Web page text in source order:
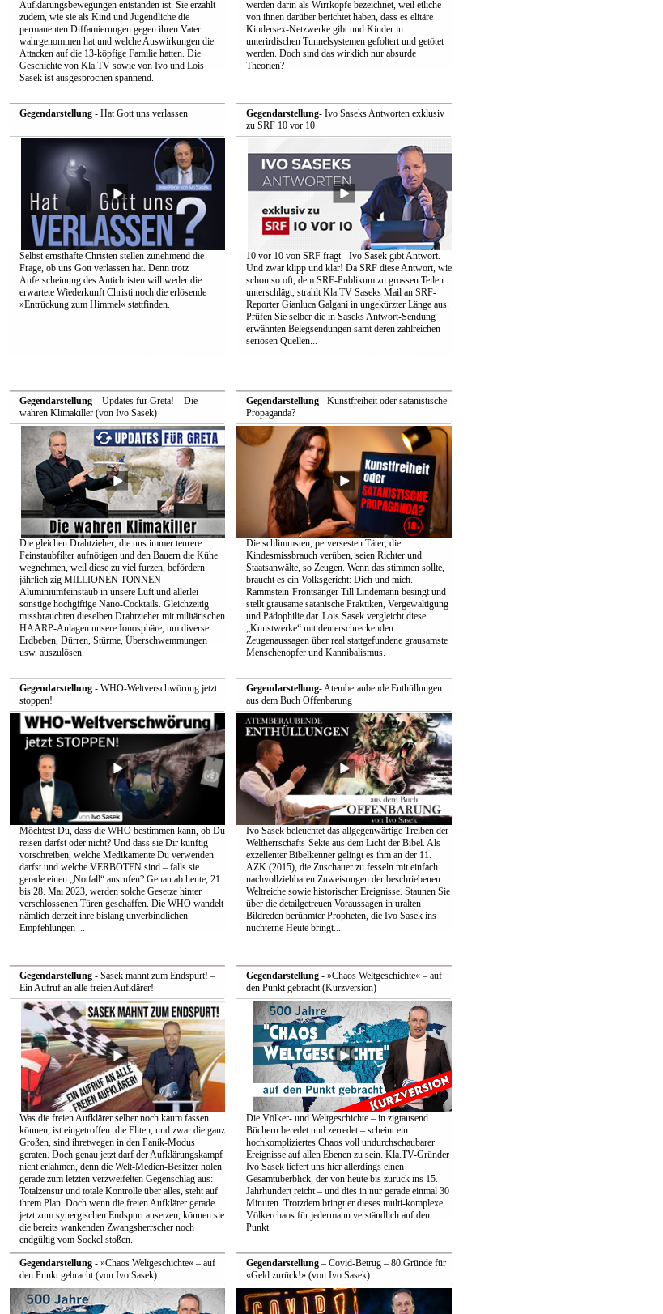
Aufklärungsbewegungen entstanden ist. Sie erzählt
zudem, wie sie als Kind und Jugendliche die
permanenten Diffamierungen gegen ihren Vater
wahrgenommen hat und welche Auswirkungen die
Attacken auf die 13-köpfige Familie hatten. Die
Geschichte von Kla.TV sowie von Ivo und Lois
Sasek ist ausgesprochen spannend.
werden darin als Wirrköpfe bezeichnet, weil etliche
von ihnen darüber berichtet haben, dass es elitäre
Kindersex-Netzwerke gibt und Kinder in
unterirdischen Tunnelsystemen gefoltert und getötet
werden. Doch sind das wirklich nur absurde
Theorien?
Gegendarstellung- Hat Gott uns verlassen
Selbst ernsthafte Christen stellen zunehmend die
Frage, ob uns Gott verlassen hat. Denn trotz
Auferscheinung des Antichristen will weder die
erwartete Wiederkunft Christi noch die erlösende
»Entrückung zum Himmel« stattfinden.
Gegendarstellung- Ivo Saseks Antworten exklusiv
zu SRF 10 vor 10
10 vor 10 von SRF fragt - Ivo Sasek gibt Antwort.
Und zwar klipp und klar! Da SRF diese Antwort, wie
schon so oft, dem SRF-Publikum zu grossen Teilen
unterschlägt, strahlt Kla.TV Saseks Mail an SRF-
Reporter Gianluca Galgani in ungekürzter Länge aus.
Prüfen Sie selber die in Saseks Antwort-Sendung
erwähnten Belegsendungen samt deren zahlreichen
seriösen Quellen...
Gegendarstellung– Updates für Greta! – Die
wahren Klimakiller (von Ivo Sasek)
Die gleichen Drahtzieher, die uns immer teurere
Feinstaubfilter aufnötigen und den Bauern die Kühe
wegnehmen, weil diese zu viel furzen, befördern
jährlich zig MILLIONEN TONNEN
Aluminiumfeinstaub in unsere Luft und allerlei
sonstige hochgiftige Nano-Cocktails. Gleichzeitig
missbrauchten dieselben Drahtzieher mit militärischen
HAARP-Anlagen unsere Ionosphäre, um diverse
Erdbeben, Dürren, Stürme, Überschwemmungen
usw. auszulösen.
Gegendarstellung- Kunstfreiheit oder satanistische
Propaganda?
Die schlimmsten, perversesten Täter, die
Kindesmissbrauch verüben, seien Richter und
Staatsanwälte, so Zeugen. Wenn das stimmen sollte,
braucht es ein Volksgericht: Dich und mich.
Rammstein-Frontsänger Till Lindemann besingt und
stellt grausame satanische Praktiken, Vergewaltigung
und Pädophilie dar. Lois Sasek vergleicht diese
„Kunstwerke“ mit den erschreckenden
Zeugenaussagen über real stattgefundene grausamste
Menschenopfer und Kannibalismus.
Gegendarstellung- WHO-Weltverschwörung jetzt
stoppen!
Möchtest Du, dass die WHO bestimmen kann, ob Du
reisen darfst oder nicht? Und dass sie Dir künftig
vorschreiben, welche Medikamente Du verwenden
darfst und welche VERBOTEN sind – falls sie
gerade einen „Notfall“ ausrufen? Genau ab heute, 21.
bis 28. Mai 2023, werden solche Gesetze hinter
verschlossenen Türen geschaffen. Die WHO wandelt
nämlich derzeit ihre bislang unverbindlichen
Empfehlungen ...
Gegendarstellung- Atemberaubende Enthüllungen
aus dem Buch Offenbarung
Ivo Sasek beleuchtet das allgegenwärtige Treiben der
Weltherrschafts-Sekte aus dem Licht der Bibel. Als
exzellenter Bibelkenner gelingt es ihm an der 11.
AZK (2015), die Zuschauer zu fesseln mit einfach
nachvollziehbaren Zuweisungen der beschriebenen
Weltreiche sowie historischer Ereignisse. Staunen Sie
über die detailgetreuen Voraussagen in uralten
Bildreden berühmter Propheten, die Ivo Sasek ins
nüchterne Heute bringt...
Gegendarstellung- Sasek mahnt zum Endspurt! –
Ein Aufruf an alle freien Aufklärer!
Was die freien Aufklärer selber noch kaum fassen
können, ist eingetroffen: die Eliten, und zwar die ganz
Großen, sind ihretwegen in den Panik-Modus
geraten. Doch genau jetzt darf der Aufklärungskampf
nicht erlahmen, denn die Welt-Medien-Besitzer holen
gerade zum letzten verzweifelten Gegenschlag aus:
Totalzensur und totale Kontrolle über alles, steht auf
ihrem Plan. Doch wenn die freien Aufklärer gerade
jetzt zum synergischen Endspurt ansetzen, können sie
die bereits wankenden Zwangsherrscher noch
endgültig vom Sockel stoßen.
Gegendarstellung- »Chaos Weltgeschichte« – auf
den Punkt gebracht (Kurzversion)
Die Völker- und Weltgeschichte – in zigtausend
Büchern beredet und zerredet – scheint ein
hochkompliziertes Chaos voll undurchschaubarer
Ereignisse auf allen Ebenen zu sein. Kla.TV-Gründer
Ivo Sasek liefert uns hier allerdings einen
Gesamtüberblick, der von heute bis zurück ins 15.
Jahrhundert reicht – und dies in nur gerade einmal 30
Minuten. Trotzdem bringt er dieses multi-komplexe
Völkerchaos für jedermann verständlich auf den
Punkt.
Gegendarstellung- »Chaos Weltgeschichte« – auf
den Punkt gebracht (von Ivo Sasek)
Gegendarstellung– Covid-Betrug – 80 Gründe für
«Geld zurück!» (von Ivo Sasek)